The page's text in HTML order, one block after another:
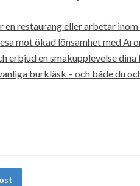
en restaurang eller arbetar
mot ökad lönsamhet med
erbjud en smakupplevelse
burkläsk – och både du